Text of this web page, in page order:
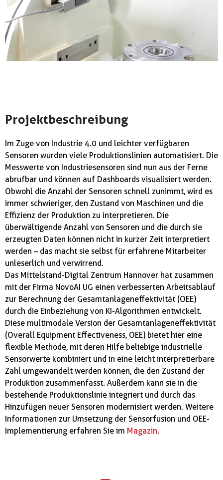
Projektbeschreibung
Im Zuge von Industrie 4.0 und leichter verfügbaren
Sensoren wurden viele Produktionslinien automatisiert. Die
Messwerte von Industriesensoren sind nun aus der Ferne
abrufbar und können auf Dashboards visualisiert werden.
Obwohl die Anzahl der Sensoren schnell zunimmt, wird es
immer schwieriger, den Zustand von Maschinen und die
Effizienz der Produktion zu interpretieren. Die
überwältigende Anzahl von Sensoren und die durch sie
erzeugten Daten können nicht in kurzer Zeit interpretiert
werden – das macht sie selbst für erfahrene Mitarbeiter
unleserlich und verwirrend.
Das Mittelstand-Digital Zentrum Hannover hat zusammen
mit der Firma NovoAI UG einen verbesserten Arbeitsablauf
zur Berechnung der Gesamtanlageneffektivität (OEE)
durch die Einbeziehung von KI-Algorithmen entwickelt.
Diese multimodale Version der Gesamtanlageneffektivität
(Overall Equipment Effectiveness, OEE) bietet hier eine
flexible Methode, mit deren Hilfe beliebige industrielle
Sensorwerte kombiniert und in eine leicht interpretierbare
Zahl umgewandelt werden können, die den Zustand der
Produktion zusammenfasst. Außerdem kann sie in die
bestehende Produktionslinie integriert und durch das
Hinzufügen neuer Sensoren modernisiert werden. Weitere
Informationen zur Umsetzung der Sensorfusion und OEE-
Implementierung erfahren Sie im Magazin.